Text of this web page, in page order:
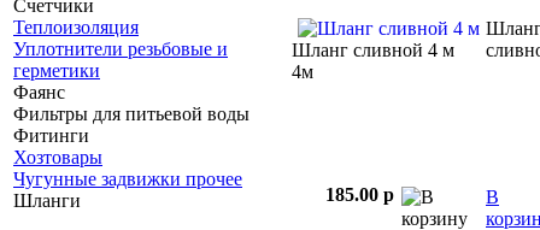
Счетчики
Теплоизоляция
Уплотнители резьбовые и
герметики
Фаянс
Фильтры для питьевой воды
Фитинги
Хозтовары
Чугунные задвижки прочее
Шланги
Шланг сливной 4 м
4м
185.00 p
В